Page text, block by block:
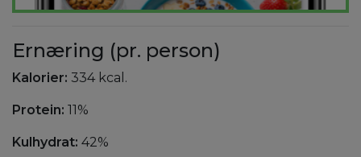
Ernæring (pr. person)
Kalorier: 334 kcal.
Protein: 11%
Kulhydrat: 42%